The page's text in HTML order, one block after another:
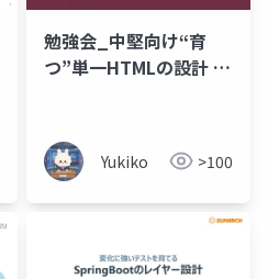
勉強会_中堅向け“育
つ”単一HTMLの設計 戦
Yukiko >100